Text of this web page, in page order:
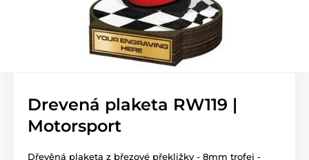
Drevená plaketa RW119 |
Motorsport
Dřevěná plaketa z březové překližky - 8mm trofej -